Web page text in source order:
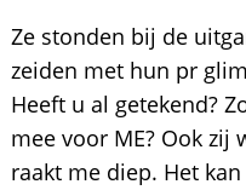
Ze stonden bij de
zeiden met hun pr
Heeft u al getekend?
mee voor ME? Ook
raakt me diep. Het